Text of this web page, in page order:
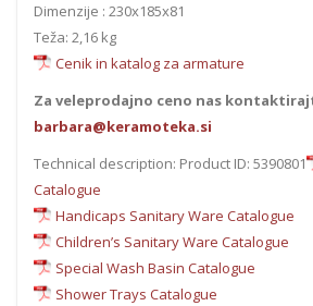
Dimenzije : 230x185x81
Teža: 2,16 kg
Cenik in katalog za armature
Za veleprodajno ceno nas
barbara@keramoteka.si
Technical description: Product ID: 5390801
Catalogue
Handicaps Sanitary Ware Catalogue
Children’s Sanitary Ware Catalogue
Special Wash Basin Catalogue
Shower Trays Catalogue